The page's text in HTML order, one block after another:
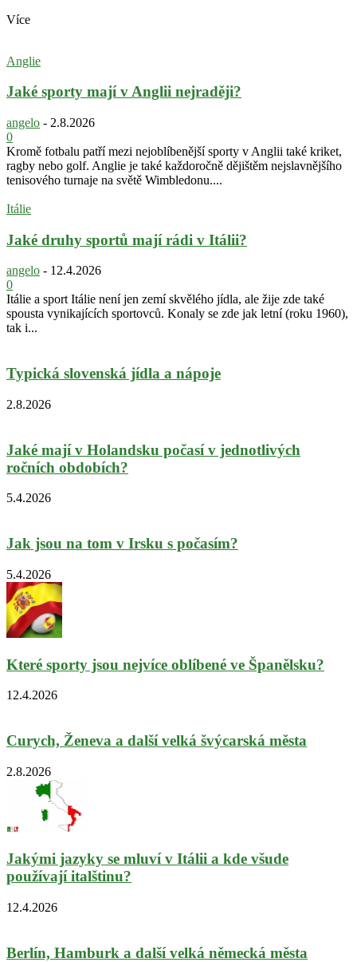
Více
Anglie
Jaké sporty mají v Anglii nejraději?
angelo - 2.8.2026
0
Kromě fotbalu patří mezi nejoblíbenější sporty v Anglii také kriket,
ragby nebo golf. Anglie je také každoročně dějištěm nejslavnějšího
tenisového turnaje na světě Wimbledonu....
Itálie
Jaké druhy sportů mají rádi v Itálii?
angelo - 12.4.2026
0
Itálie a sport Itálie není jen zemí skvělého jídla, ale žije zde také
spousta vynikajících sportovců. Konaly se zde jak letní (roku 1960),
tak i...
Typická slovenská jídla a nápoje
2.8.2026
Jaké mají v Holandsku počasí v jednotlivých
ročních obdobích?
5.4.2026
Jak jsou na tom v Irsku s počasím?
5.4.2026
Které sporty jsou nejvíce oblíbené ve Španělsku?
12.4.2026
Curych, Ženeva a další velká švýcarská města
2.8.2026
Jakými jazyky se mluví v Itálii a kde všude
používají italštinu?
12.4.2026
Berlín, Hamburk a další velká německá města